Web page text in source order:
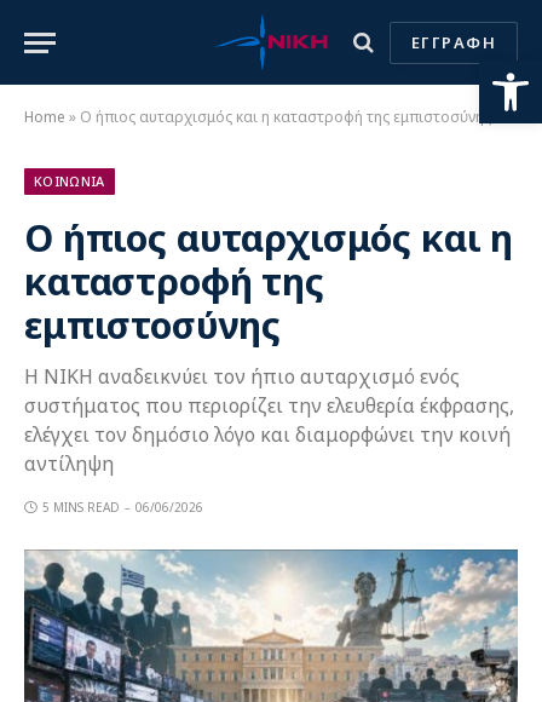
ΕΓΓΡΑΦΗ
Home » ​Ο ήπιος αυταρχισμός και η καταστροφή της εμπιστοσύνης
ΚΟΙΝΩΝΙΑ
​Ο ήπιος αυταρχισμός και η
καταστροφή της
εμπιστοσύνης
Η ΝΙΚΗ αναδεικνύει τον ήπιο αυταρχισμό ενός
συστήματος που περιορίζει την ελευθερία έκφρασης,
ελέγχει τον δημόσιο λόγο και διαμορφώνει την κοινή
αντίληψη
5 MINS READ 06/06/2026